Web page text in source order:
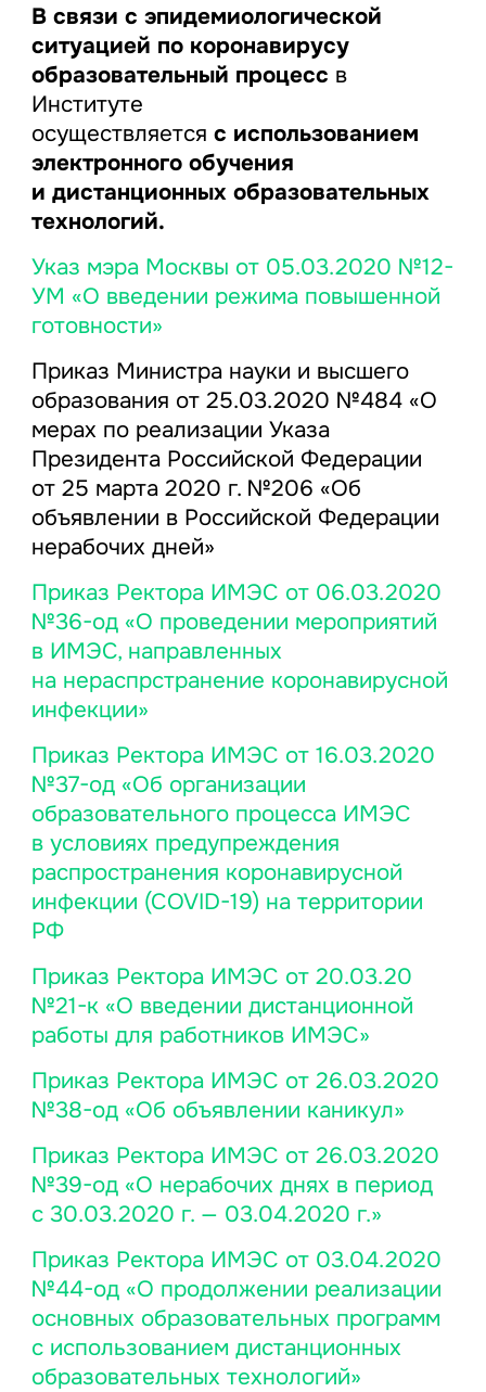
В связи с эпидемиологической
ситуацией по коронавирусу
образовательный процесс в
Институте
осуществляется с использованием
электронного обучения
и дистанционных образовательных
технологий.
Указ мэра Москвы от 05.03.2020 №12-
УМ «О введении режима повышенной
готовности»
Приказ Министра науки и высшего
образования от 25.03.2020 №484 «О
мерах по реализации Указа
Президента Российской Федерации
от 25 марта 2020 г. №206 «Об
объявлении в Российской Федерации
нерабочих дней»
Приказ Ректора ИМЭС от 06.03.2020
№36-од «О проведении мероприятий
в ИМЭС, направленных
на нераспрстранение коронавирусной
инфекции»
Приказ Ректора ИМЭС от 16.03.2020
№37-од «Об организации
образовательного процесса ИМЭС
в условиях предупреждения
распространения коронавирусной
инфекции (COVID-19) на территории
РФ
Приказ Ректора ИМЭС от 20.03.20
№21-к «О введении дистанционной
работы для работников ИМЭС»
Приказ Ректора ИМЭС от 26.03.2020
№38-од «Об объявлении каникул»
Приказ Ректора ИМЭС от 26.03.2020
№39-од «О нерабочих днях в период
с 30.03.2020 г. — 03.04.2020 г.»
Приказ Ректора ИМЭС от 03.04.2020
№44-од «О продолжении реализации
основных образовательных программ
с использованием дистанционных
образовательных технологий»